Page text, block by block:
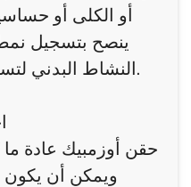
أو الكلى أو
ينصح بتسجيل
النشاط البدني لتسهيل متابعة التغيرات لاحقًا.
حقن أوزمبيك عادة ما
ويمكن أن